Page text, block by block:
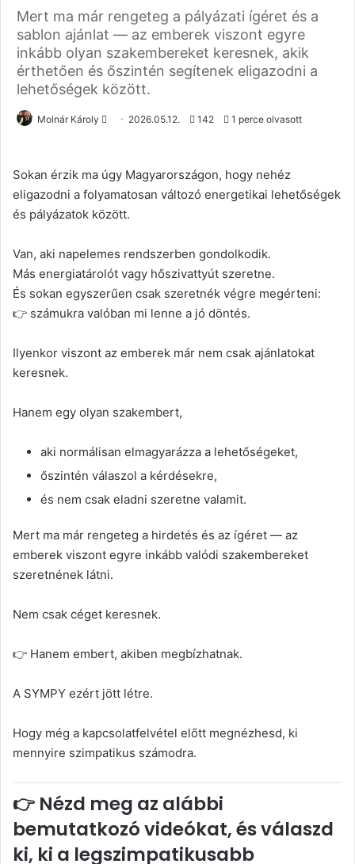
Mert ma már rengeteg a pályázati ígéret és a
sablon ajánlat — az emberek viszont egyre
inkább olyan szakembereket keresnek, akik
érthetően és őszintén segítenek eligazodni a
lehetőségek között.
Molnár Károly
d
a
n
m
a
i
l
2026.05.12. 142 1 perce olvasott
Sokan érzik ma úgy Magyarországon, hogy nehéz
eligazodni a folyamatosan változó energetikai lehetőségek
és pályázatok között.
Van, aki napelemes rendszerben gondolkodik.
Más energiatárolót vagy hőszivattyút szeretne.
És sokan egyszerűen csak szeretnék végre megérteni:
👉 számukra valóban mi lenne a jó döntés.
Ilyenkor viszont az emberek már nem csak ajánlatokat
keresnek.
Hanem egy olyan szakembert,
aki normálisan elmagyarázza a lehetőségeket,
őszintén válaszol a kérdésekre,
és nem csak eladni szeretne valamit.
Mert ma már rengeteg a hirdetés és az ígéret — az
emberek viszont egyre inkább valódi szakembereket
szeretnének látni.
Nem csak céget keresnek.
👉 Hanem embert, akiben megbízhatnak.
A SYMPY ezért jött létre.
Hogy még a kapcsolatfelvétel előtt megnézhesd, ki
mennyire szimpatikus számodra.
👉 Nézd meg az alábbi
bemutatkozó videókat, és válaszd
ki, ki a legszimpatikusabb